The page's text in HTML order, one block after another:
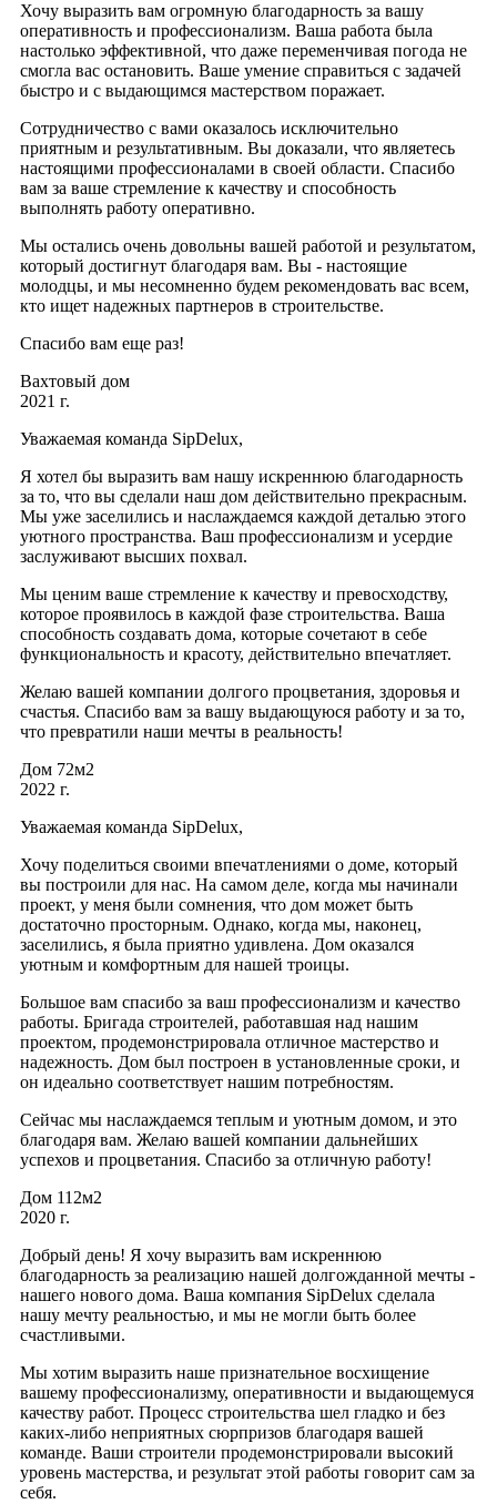
Хочу выразить вам огромную благодарность за вашу
оперативность и профессионализм. Ваша работа была
настолько эффективной, что даже переменчивая погода не
смогла вас остановить. Ваше умение справиться с задачей
быстро и с выдающимся мастерством поражает.
Сотрудничество с вами оказалось исключительно
приятным и результативным. Вы доказали, что являетесь
настоящими профессионалами в своей области. Спасибо
вам за ваше стремление к качеству и способность
выполнять работу оперативно.
Мы остались очень довольны вашей работой и результатом,
который достигнут благодаря вам. Вы - настоящие
молодцы, и мы несомненно будем рекомендовать вас всем,
кто ищет надежных партнеров в строительстве.
Спасибо вам еще раз!
Вахтовый дом
2021 г.
Уважаемая команда SipDelux,
Я хотел бы выразить вам нашу искреннюю благодарность
за то, что вы сделали наш дом действительно прекрасным.
Мы уже заселились и наслаждаемся каждой деталью этого
уютного пространства. Ваш профессионализм и усердие
заслуживают высших похвал.
Мы ценим ваше стремление к качеству и превосходству,
которое проявилось в каждой фазе строительства. Ваша
способность создавать дома, которые сочетают в себе
функциональность и красоту, действительно впечатляет.
Желаю вашей компании долгого процветания, здоровья и
счастья. Спасибо вам за вашу выдающуюся работу и за то,
что превратили наши мечты в реальность!
Дом 72м2
2022 г.
Уважаемая команда SipDelux,
Хочу поделиться своими впечатлениями о доме, который
вы построили для нас. На самом деле, когда мы начинали
проект, у меня были сомнения, что дом может быть
достаточно просторным. Однако, когда мы, наконец,
заселились, я была приятно удивлена. Дом оказался
уютным и комфортным для нашей троицы.
Большое вам спасибо за ваш профессионализм и качество
работы. Бригада строителей, работавшая над нашим
проектом, продемонстрировала отличное мастерство и
надежность. Дом был построен в установленные сроки, и
он идеально соответствует нашим потребностям.
Сейчас мы наслаждаемся теплым и уютным домом, и это
благодаря вам. Желаю вашей компании дальнейших
успехов и процветания. Спасибо за отличную работу!
Дом 112м2
2020 г.
Добрый день! Я хочу выразить вам искреннюю
благодарность за реализацию нашей долгожданной мечты -
нашего нового дома. Ваша компания SipDelux сделала
нашу мечту реальностью, и мы не могли быть более
счастливыми.
Мы хотим выразить наше признательное восхищение
вашему профессионализму, оперативности и выдающемуся
качеству работ. Процесс строительства шел гладко и без
каких-либо неприятных сюрпризов благодаря вашей
команде. Ваши строители продемонстрировали высокий
уровень мастерства, и результат этой работы говорит сам за
себя.